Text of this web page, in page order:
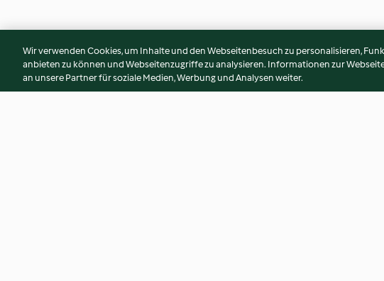
Wir verwenden Cookies, um Inhalte und den Webseitenbesuch zu personalisieren,
anbieten zu können und Webseitenzugriffe zu analysieren. Informationen zur
an unsere Partner für soziale Medien, Werbung und Analysen weiter.